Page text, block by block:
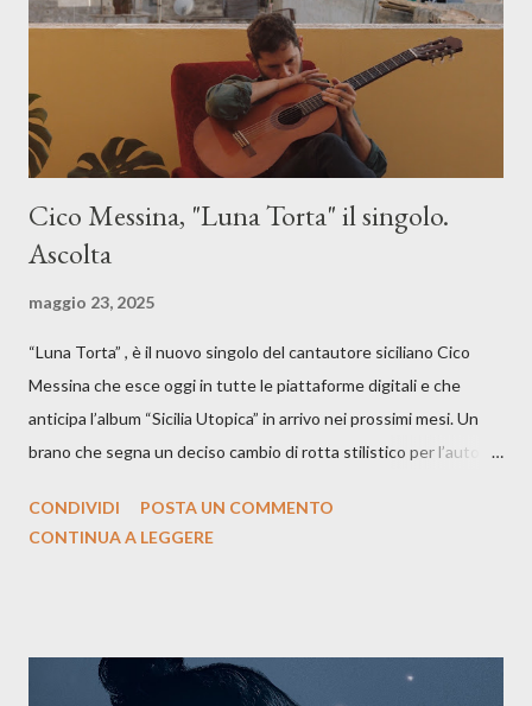
Cico Messina, "Luna Torta" il singolo.
Ascolta
maggio 23, 2025
“Luna Torta” , è il nuovo singolo del cantautore siciliano Cico
Messina che esce oggi in tutte le piattaforme digitali e che
anticipa l’album “Sicilia Utopica” in arrivo nei prossimi mesi. Un
brano che segna un deciso cambio di rotta stilistico per l’autore
testo ibrido tra italiano e siciliano, e un’urgenza espressiva che
La canzone racconta la difficoltà di creare, e perfino di esistere,
CONDIVIDI
POSTA UN COMMENTO
CONTINUA A LEGGERE